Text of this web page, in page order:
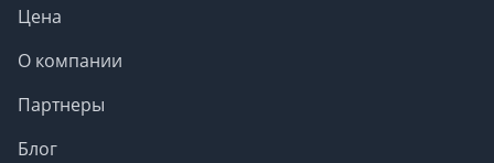
Цена
О компании
Партнеры
Блог